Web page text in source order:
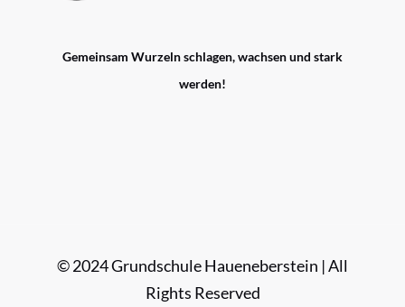
Gemeinsam Wurzeln schlagen, wachsen und stark
werden!
© 2024 Grundschule Haueneberstein | All
Rights Reserved